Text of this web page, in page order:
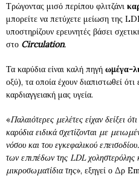
Τρώγοντας μισό περίπου φλιτζάνι
μπορείτε να πετύχετε μείωση της
υποστηρίζουν ερευνητές βάσει
στο Circulation.
Τα καρύδια είναι καλή πηγή ωμέγα-
οξύ), τα οποία έχουν διαπιστωθεί ότι
καρδιαγγειακή μας υγεία.
«Παλαιότερες μελέτες είχαν δείξει
καρύδια ειδικά σχετίζονται με
νόσου και του εγκεφαλικού
των επιπέδων της LDL χοληστερόλης
μικροσωματίδια της», εξηγεί ο Δρ